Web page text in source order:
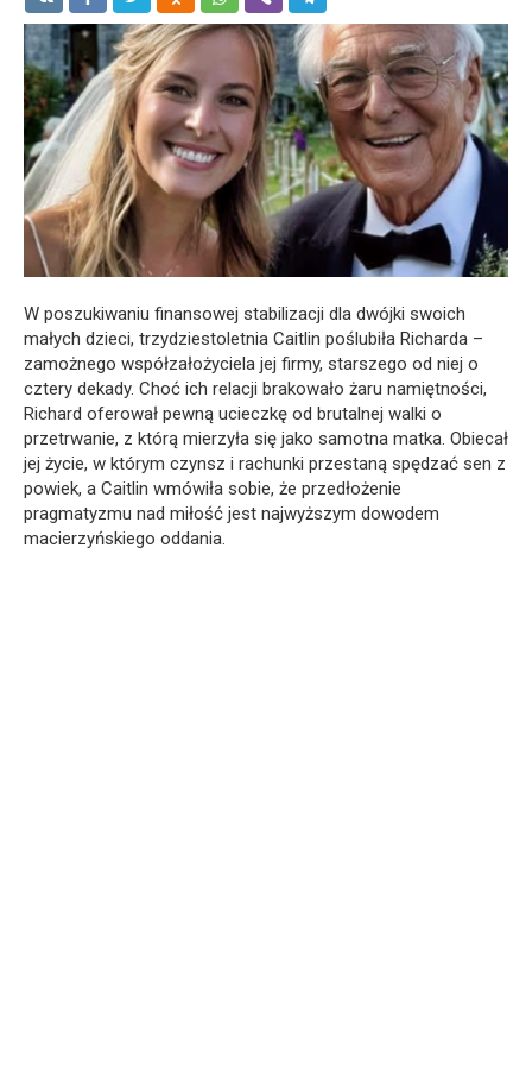
W poszukiwaniu finansowej stabilizacji dla dwójki swoich
małych dzieci, trzydziestoletnia Caitlin poślubiła Richarda –
zamożnego współzałożyciela jej firmy, starszego od niej o
cztery dekady. Choć ich relacji brakowało żaru namiętności,
Richard oferował pewną ucieczkę od brutalnej walki o
przetrwanie, z którą mierzyła się jako samotna matka. Obiecał
jej życie, w którym czynsz i rachunki przestaną spędzać sen z
powiek, a Caitlin wmówiła sobie, że przedłożenie
pragmatyzmu nad miłość jest najwyższym dowodem
macierzyńskiego oddania.